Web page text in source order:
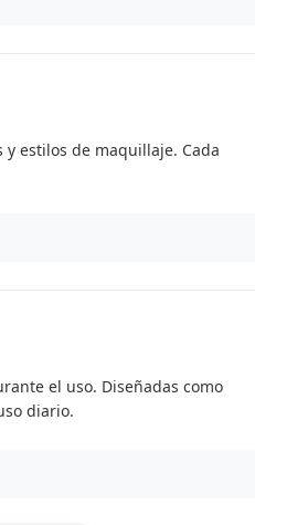
estilos de maquillaje. Cada
el uso. Diseñadas como
diario.